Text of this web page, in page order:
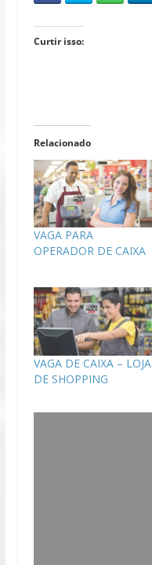
Curtir isso:
Relacionado
VAGA PARA
OPERADOR DE CAIXA
VAGA DE CAIXA – LOJA
DE SHOPPING